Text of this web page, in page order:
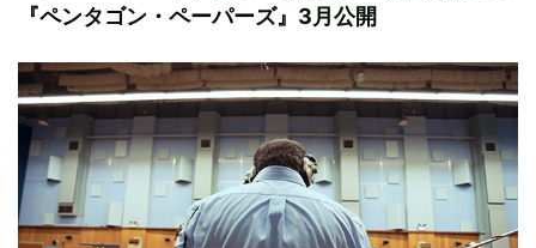
『ペンタゴン・ペーパーズ』3月公開